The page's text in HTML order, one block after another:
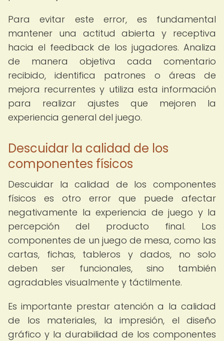
Para evitar este error, es fundamental
mantener una actitud abierta y receptiva
hacia el feedback de los jugadores. Analiza
de manera objetiva cada comentario
recibido, identifica patrones o áreas de
mejora recurrentes y utiliza esta información
para realizar ajustes que mejoren la
experiencia general del juego.
Descuidar la calidad de los
componentes físicos
Descuidar la calidad de los componentes
físicos es otro error que puede afectar
negativamente la experiencia de juego y la
percepción del producto final. Los
componentes de un juego de mesa, como las
cartas, fichas, tableros y dados, no solo
deben ser funcionales, sino también
agradables visualmente y táctilmente.
Es importante prestar atención a la calidad
de los materiales, la impresión, el diseño
gráfico y la durabilidad de los componentes